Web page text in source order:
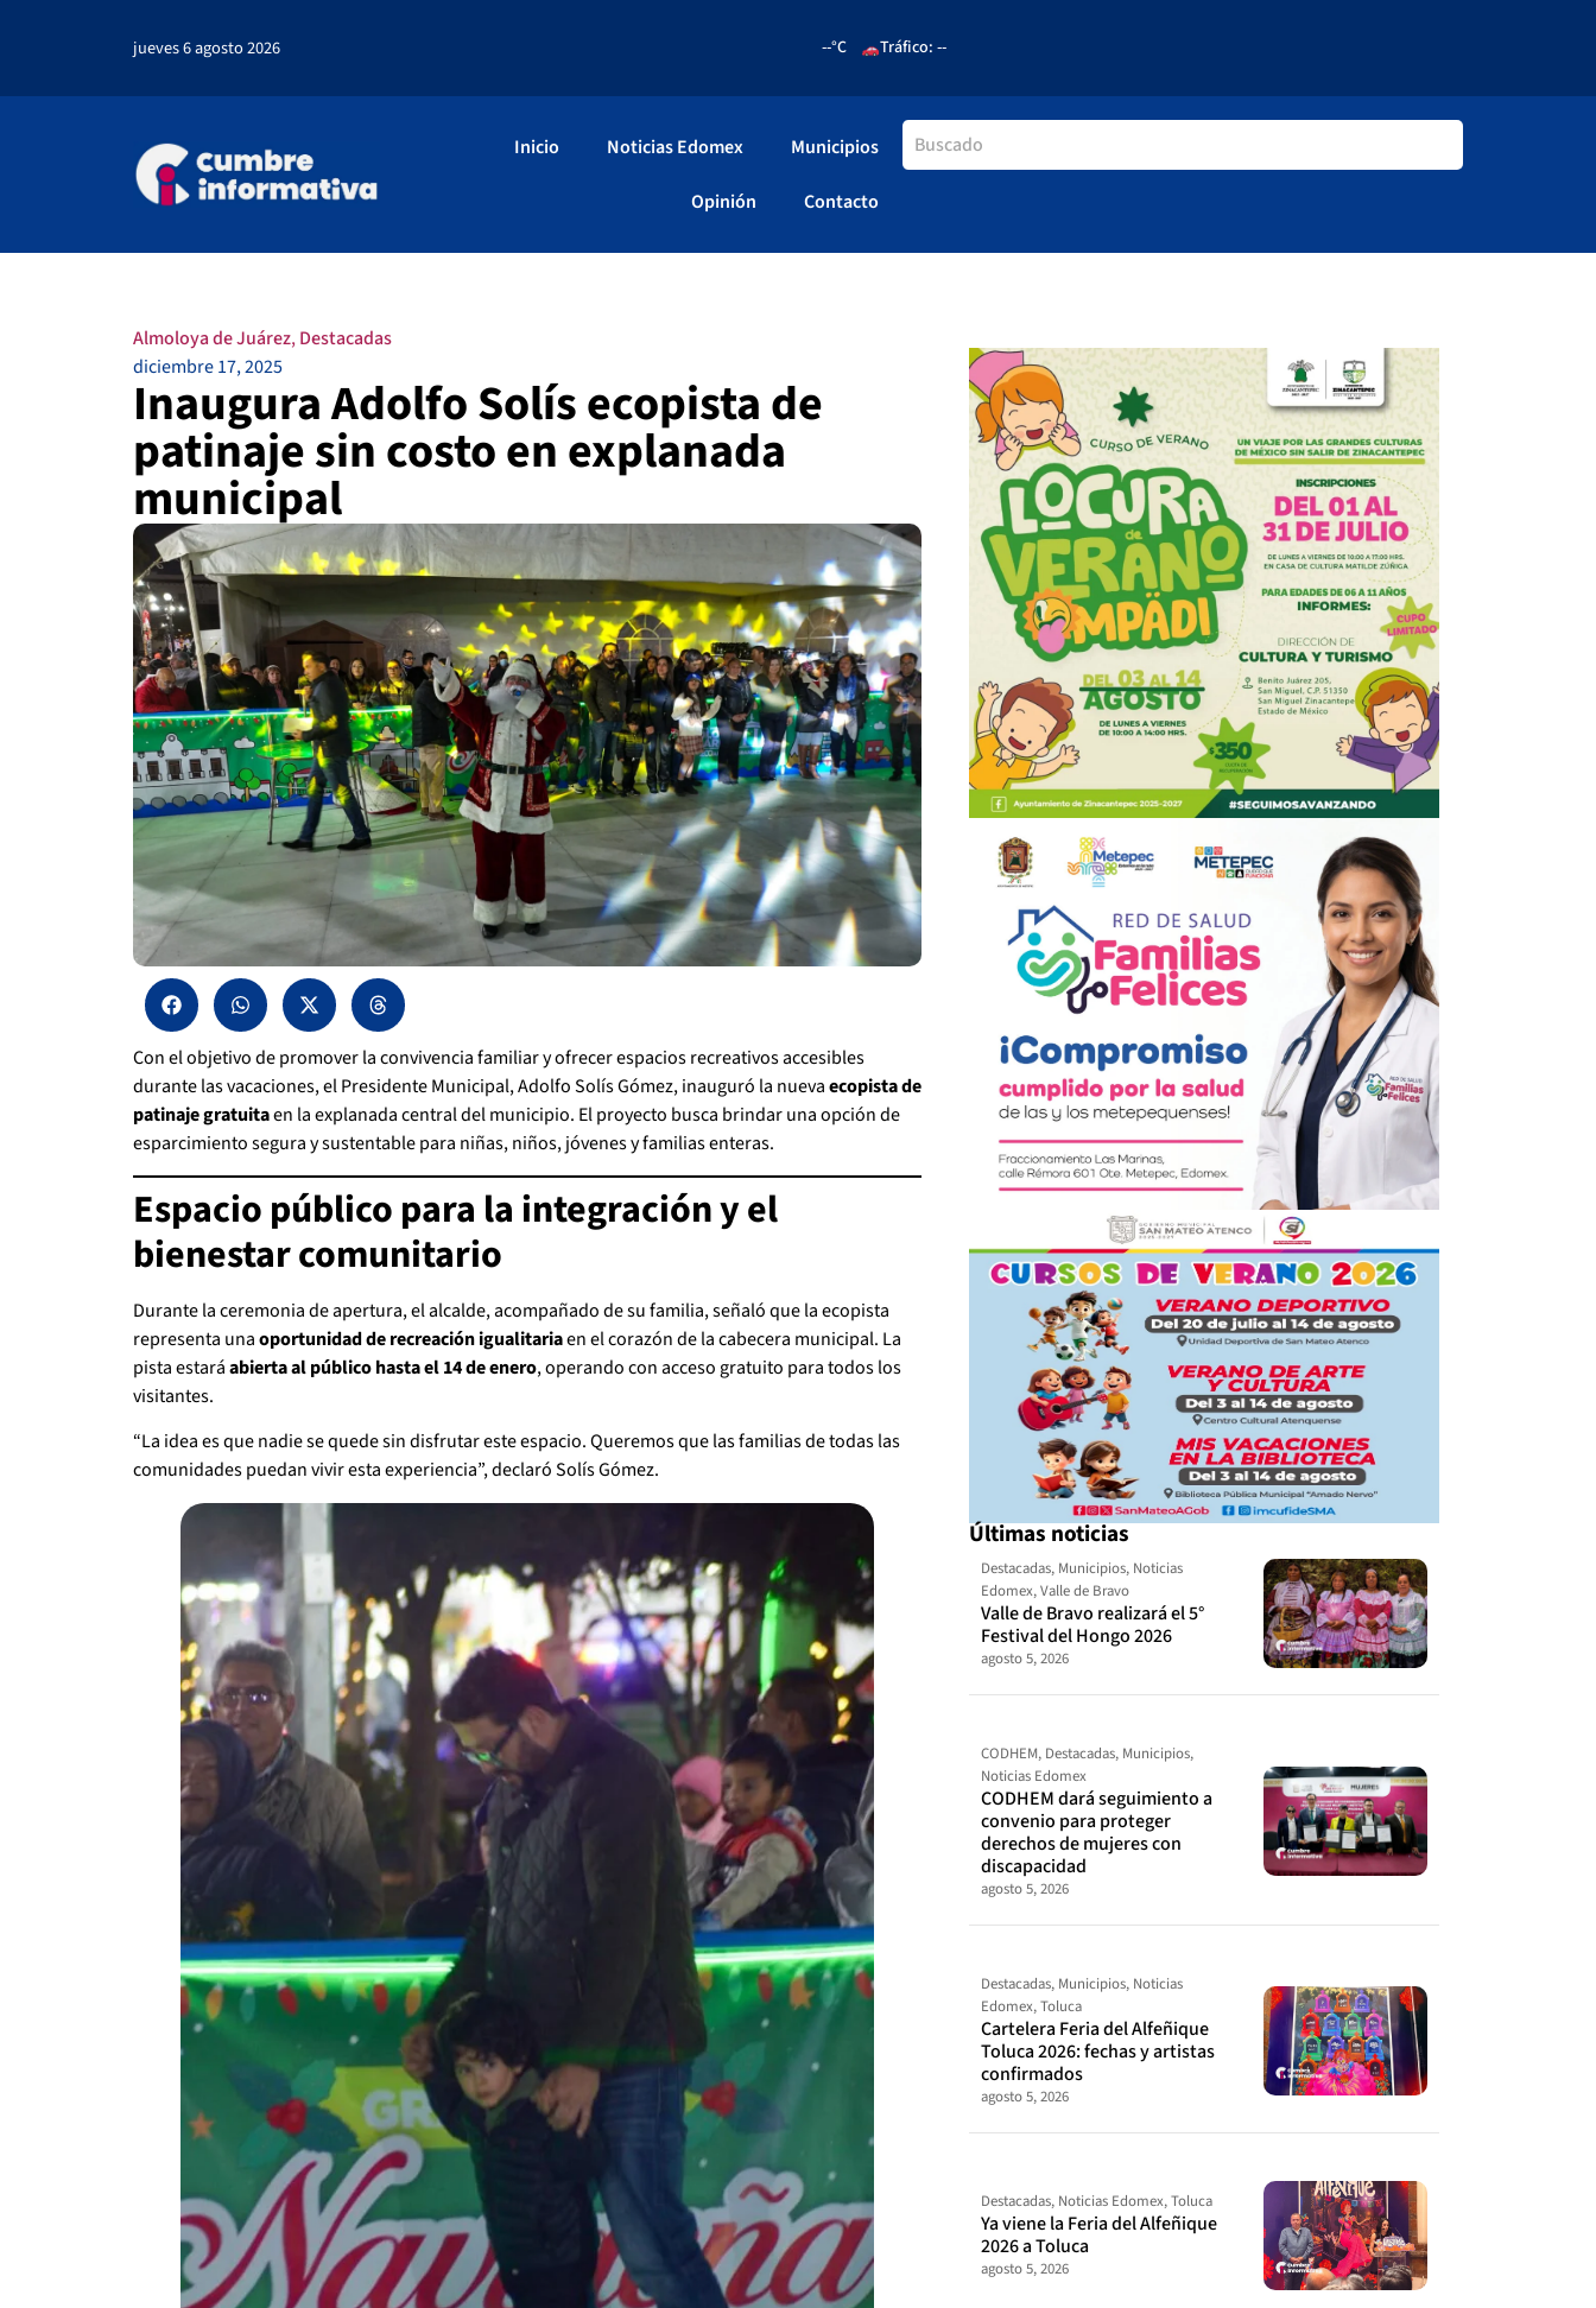
jueves 6 agosto 2026 --°C Tráfico: --
Inicio Noticias Edomex Municipios
Opinión Contacto
Almoloya de Juárez,Destacadas
diciembre 17, 2025
Inaugura Adolfo Solís ecopista de
patinaje sin costo en explanada
municipal
Con el objetivo de promover la convivencia familiar y ofrecer espacios recreativos accesibles
durante las vacaciones, el Presidente Municipal, Adolfo Solís Gómez, inauguró la nuevaecopista de
patinaje gratuitaen la explanada central del municipio. El proyecto busca brindar una opción de
esparcimiento segura y sustentable para niñas, niños, jóvenes y familias enteras.
Espacio público para la integración y el
bienestar comunitario
Durante la ceremonia de apertura, el alcalde, acompañado de su familia, señaló que la ecopista
representa unaoportunidad de recreación igualitariaen el corazón de la cabecera municipal. La
pista estaráabierta al público hasta el 14 de enero, operando con acceso gratuito para todos los
visitantes.
“La idea es que nadie se quede sin disfrutar este espacio. Queremos que las familias de todas las
comunidades puedan vivir esta experiencia”, declaró Solís Gómez.
Últimas noticias
Destacadas, Municipios, Noticias
Edomex,Valle de Bravo
Valle de Bravo realizará el 5°
Festival del Hongo 2026
agosto 5, 2026
CODHEM, Destacadas, Municipios,
Noticias Edomex
CODHEM dará seguimiento a
convenio para proteger
derechos de mujeres con
discapacidad
agosto 5, 2026
Destacadas, Municipios, Noticias
Edomex,Toluca
Cartelera Feria del Alfeñique
Toluca 2026: fechas y artistas
confirmados
agosto 5, 2026
Destacadas, Noticias Edomex,Toluca
Ya viene la Feria del Alfeñique
2026 a Toluca
agosto 5, 2026